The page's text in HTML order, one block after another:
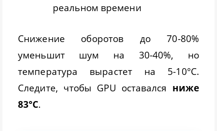
реальном времени
Снижение оборотов до 70-80%
уменьшит шум на 30-40%, но
температура вырастет на 5-10°C.
Следите, чтобы GPU оставался ниже
83°C.